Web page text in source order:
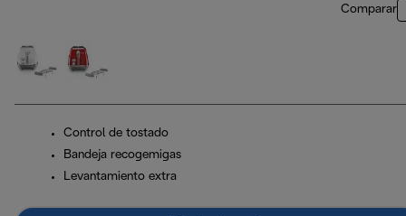
Comparar
Control de tostado
Bandeja recogemigas
Levantamiento extra